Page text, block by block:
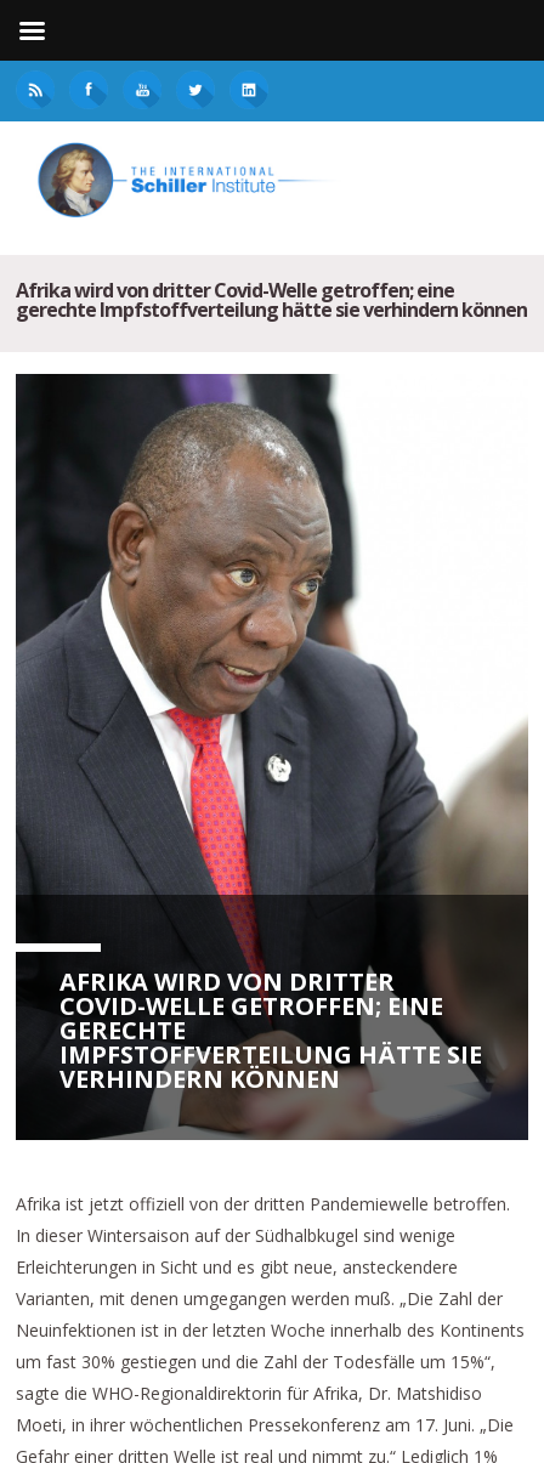
Afrika wird von dritter Covid-Welle getroffen; eine
gerechte Impfstoffverteilung hätte sie verhindern können
AFRIKA WIRD VON DRITTER
COVID-WELLE GETROFFEN; EINE
GERECHTE
IMPFSTOFFVERTEILUNG HÄTTE SIE
VERHINDERN KÖNNEN
Afrika ist jetzt offiziell von der dritten Pandemiewelle betroffen.
In dieser Wintersaison auf der Südhalbkugel sind wenige
Erleichterungen in Sicht und es gibt neue, ansteckendere
Varianten, mit denen umgegangen werden muß. „Die Zahl der
Neuinfektionen ist in der letzten Woche innerhalb des Kontinents
um fast 30% gestiegen und die Zahl der Todesfälle um 15%“,
sagte die WHO-Regionaldirektorin für Afrika, Dr. Matshidiso
Moeti, in ihrer wöchentlichen Pressekonferenz am 17. Juni. „Die
Gefahr einer dritten Welle ist real und nimmt zu.“ Lediglich 1%